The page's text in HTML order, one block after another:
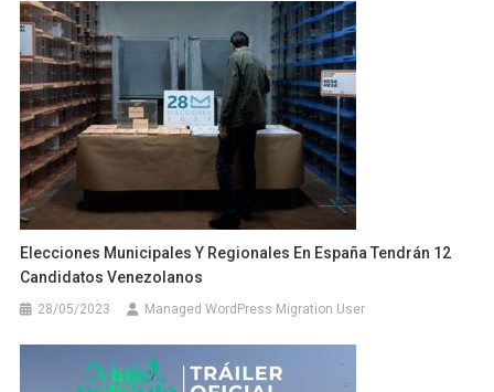
Elecciones Municipales Y Regionales En España Tendrán 12
Candidatos Venezolanos
28/05/2023 Managed WordPress Migration User